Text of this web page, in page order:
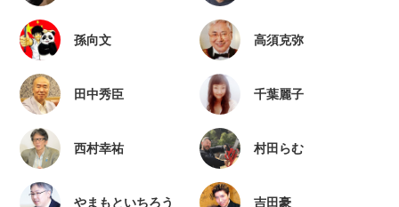
孫向文 高須克弥
田中秀臣 千葉麗子
西村幸祐 村田らむ
やまもといちろう 吉田豪